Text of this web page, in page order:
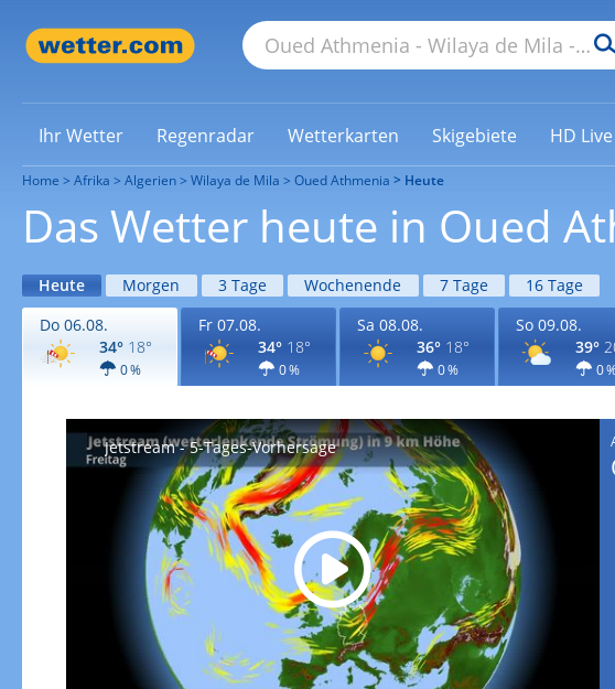
Ihr Wetter Regenradar Wetterkarten Skigebiete HD
Home Afrika Algerien Wilaya de Mila Oued Athmenia Heute
Das Wetter heute in Oued
Heute Morgen 3 Tage Wochenende 7 Tage 16 Tage
Do 06.08.
34° 18°
0 %
Fr 07.08.
34° 18°
0 %
Sa 08.08.
36° 18°
0 %
So 09.08.
39°
0
Jetstream - 5-Tages-Vorhersage